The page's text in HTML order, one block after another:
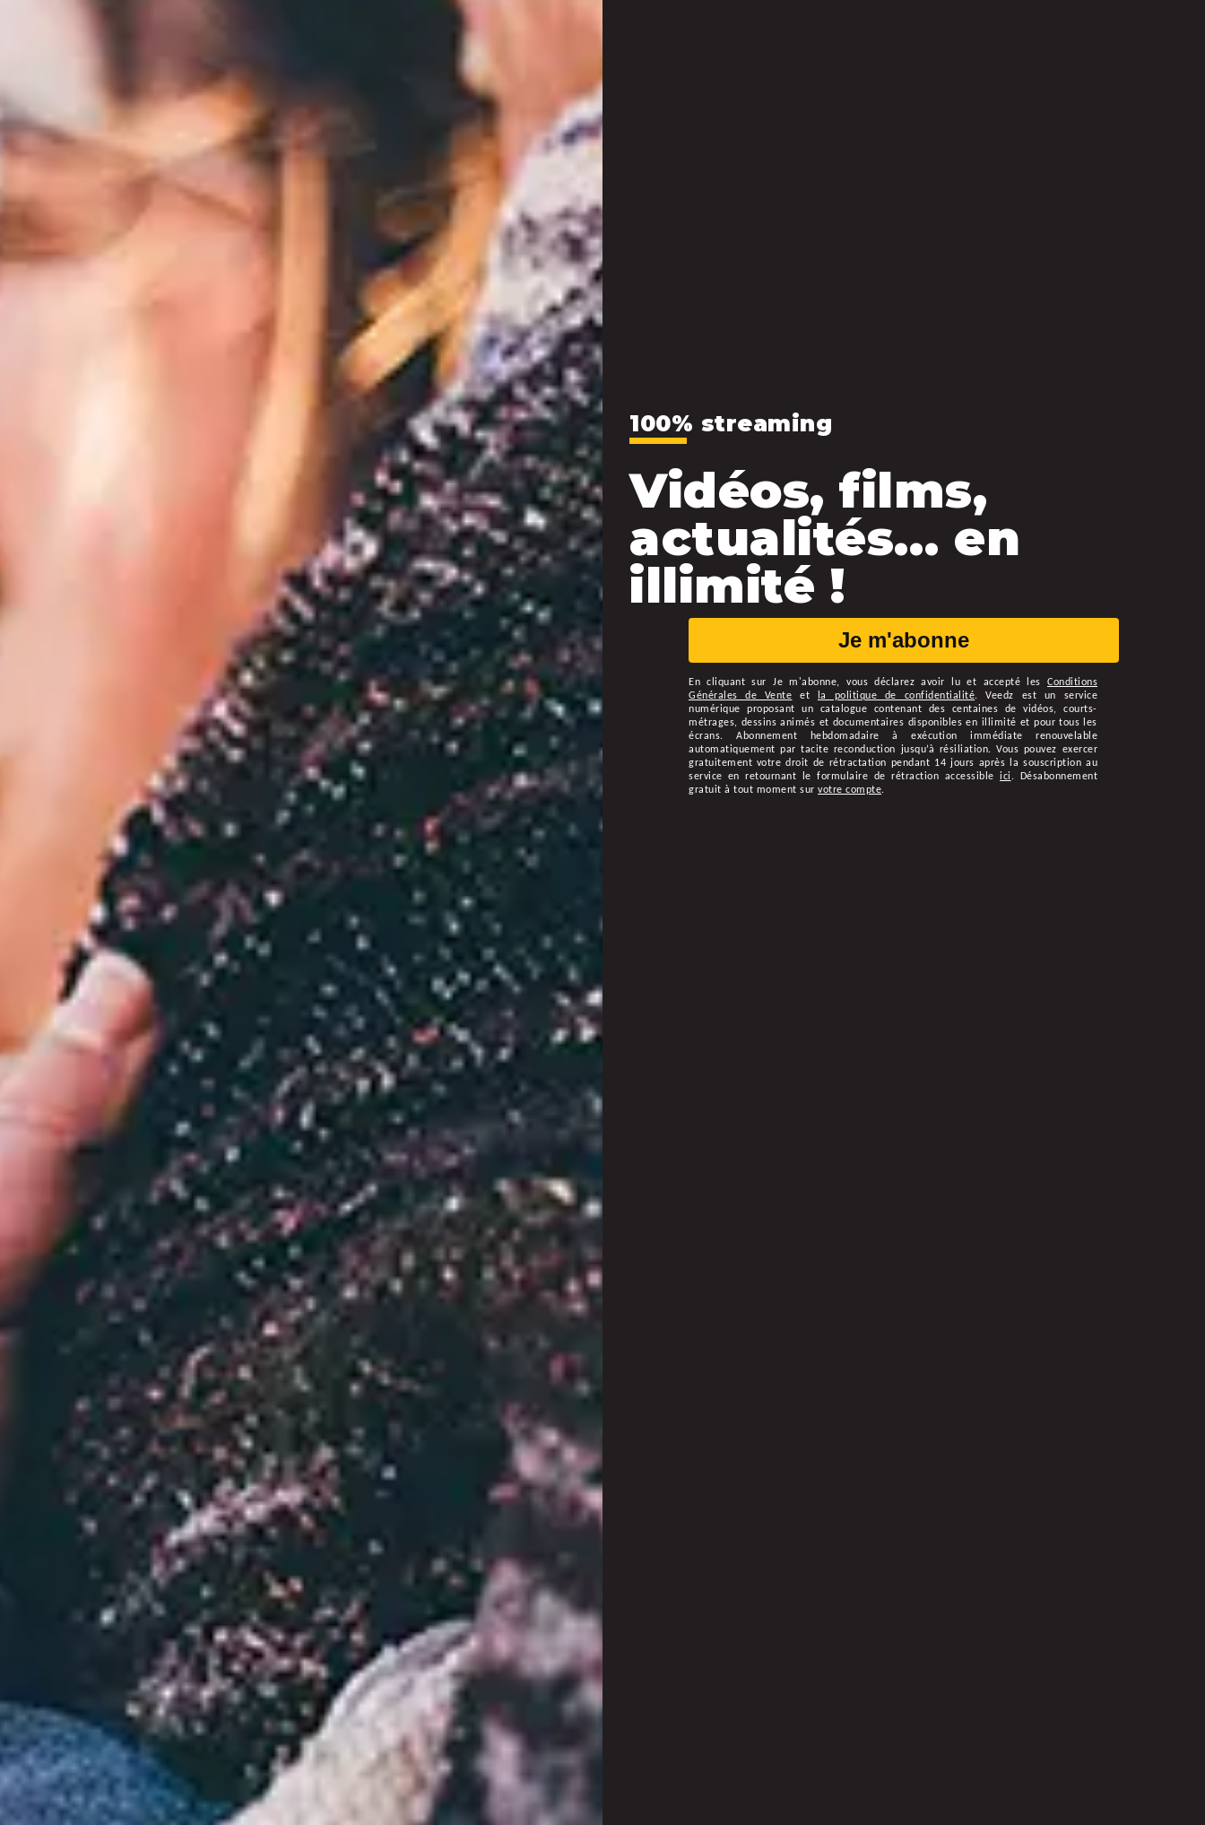
100% streaming
Vidéos, films,
actualités… en
illimité !
Je m'abonne
En cliquant surJe m'abonne, vous déclarez avoir lu et accepté lesConditions
Générales de Vente et la politique de confidentialité.Veedz est un service
numérique proposant un catalogue contenant des centaines de vidéos, courts-
métrages, dessins animés et documentaires disponibles en illimité et pour tous les
écrans. Abonnement hebdomadaire à exécution immédiate renouvelable
automatiquement par tacite reconduction jusqu’à résiliation. Vous pouvez exercer
gratuitement votre droit de rétractation pendant 14 jours après la souscription au
service en retournant le formulaire de rétraction accessibleici. Désabonnement
gratuit à tout moment sur votre compte.